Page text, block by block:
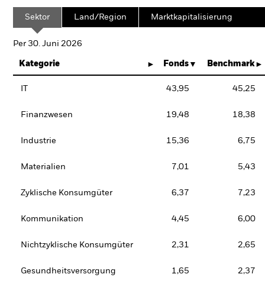
Sektor Land/Region Marktkapitalisierung
Per 30. Juni 2026
Kategorie Fonds Benchmark
43,95 45,25
Finanzwesen 19,48 18,38
Industrie 15,36 6,75
Materialien 7,01 5,43
Zyklische Konsumgüter 6,37 7,23
Kommunikation 4,45 6,00
Nichtzyklische Konsumgüter 2,31 2,65
Gesundheitsversorgung 1,65 2,37